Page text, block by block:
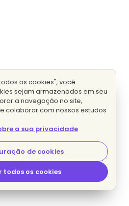
os cookies", você
sejam armazenados em seu
a navegação no site,
colaborar com nossos estudos
a sua privacidade
de cookies
todos os cookies